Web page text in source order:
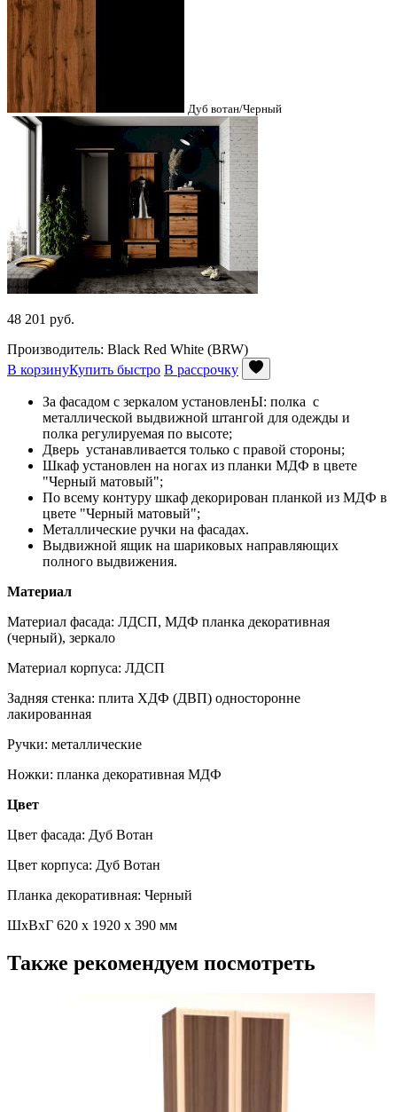
Дуб вотан/Черный
48 201 руб.
Производитель: Black Red White (BRW)
В корзинуКупить быстро В рассрочку
За фасадом с зеркалом установленЫ: полка с
металлической выдвижной штангой для одежды и
полка регулируемая по высоте;
Дверь устанавливается только с правой стороны;
Шкаф установлен на ногах из планки МДФ в цвете
"Черный матовый";
По всему контуру шкаф декорирован планкой из МДФ в
цвете "Черный матовый";
Металлические ручки на фасадах.
Выдвижной ящик на шариковых направляющих
полного выдвижения.
Материал
Материал фасада: ЛДСП, МДФ планка декоративная
(черный), зеркало
Материал корпуса: ЛДСП
Задняя стенка: плита ХДФ (ДВП) односторонне
лакированная
Ручки: металлические
Ножки: планка декоративная МДФ
Цвет
Цвет фасада: Дуб Вотан
Цвет корпуса: Дуб Вотан
Планка декоративная: Черный
ШхВхГ 620 х 1920 х 390 мм
Также рекомендуем посмотреть